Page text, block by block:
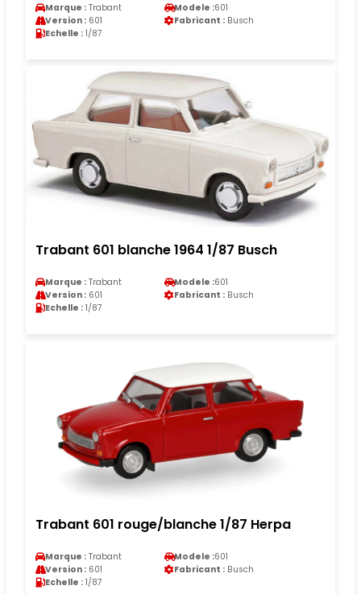
Marque : Trabant Modele :601
Version : 601 Fabricant : Busch
Echelle : 1/87
Trabant 601 blanche 1964 1/87 Busch
Marque : Trabant Modele :601
Version : 601 Fabricant : Busch
Echelle : 1/87
Trabant 601 rouge/blanche 1/87 Herpa
Marque : Trabant Modele :601
Version : 601 Fabricant : Busch
Echelle : 1/87